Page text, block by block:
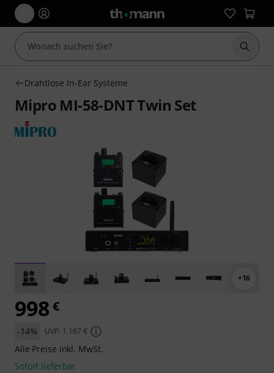
Suche
Drahtlose In-Ear Systeme
Mipro MI-58-DNT Twin Set
+16
998 €
-14% UVP: 1.167 €
Alle Preise inkl. MwSt.
Sofort lieferbar